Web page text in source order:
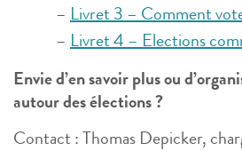
– Livret 3 – Comment
– Livret 4 – Elections
Envie d’en savoir plus ou
autour des élections ?
Contact : Thomas Depicker,